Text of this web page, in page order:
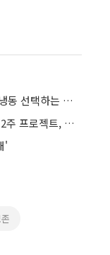
"지금 안 낳지만 포기는 못 한다"… 난자냉동 선택하는 이유
“난자 7개 준비돼 있습니다”…난자 동결 2주 프로젝트, 사실상 임신 준비 같아
'